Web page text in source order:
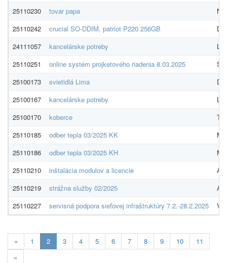
25110230
tovar papa
25110242
crucial SO-DDIM, patriot P220 256GB
24111057
kancelárske potreby
25110251
online systém projketového riadenia 8.03.2025
25100173
svietidlá Lima
25100167
kancelárske potreby
25100170
koberce
25110185
odber tepla 03/2025 KK
25110186
odber tepla 03/2025 KH
25110210
inštalácia modulov a licencie
25110219
strážna služby 02/2025
25110227
servisná podpora sieťovej infraštruktúry 7.2.-28.2.2025
« 1 2Aktuálna
stránka
3 4 5 6 7 8 9 10
11
»